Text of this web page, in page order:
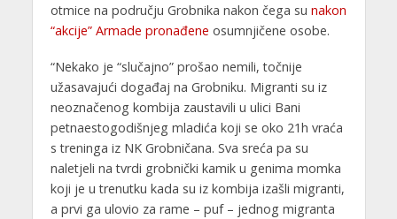
otmice na području Grobnika nakon čega su nakon
“akcije” Armade pronađene osumnjičene osobe.
“Nekako je “slučajno” prošao nemili, točnije
užasavajući događaj na Grobniku. Migranti su iz
neoznačenog kombija zaustavili u ulici Bani
petnaestogodišnjeg mladića koji se oko 21h vraća
s treninga iz NK Grobničana. Sva sreća pa su
naletjeli na tvrdi grobnički kamik u genima momka
koji je u trenutku kada su iz kombija izašli migranti,
a prvi ga ulovio za rame – puf – jednog migranta